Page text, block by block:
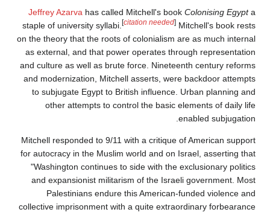
Jeffrey Azarva has called Mitchell's book Colonising Egypta
staple of university syllabi. [citation needed] Mitchell's book rests
on the theory that the roots of colonialism are as much internal
as external, and that power operates through representation
and culture as well as brute force. Nineteenth century reforms
and modernization, Mitchell asserts, were backdoor attempts
to subjugate Egypt to British influence. Urban planning and
other attempts to control the basic elements of daily life
enabled subjugation.
Mitchell responded to 9/11 with a critique of American support
for autocracy in the Muslim world and on Israel, asserting that
"Washington continues to side with the exclusionary politics
and expansionist militarism of the Israeli government. Most
Palestinians endure this American-funded violence and
collective imprisonment with a quite extraordinary forbearance